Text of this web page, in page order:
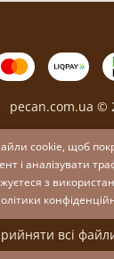
pecan.com.ua ©
cookie, щоб
і аналізувати
з
всі